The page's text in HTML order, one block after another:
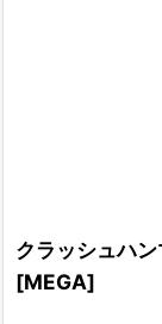
クラッシュハ
[MEGA]